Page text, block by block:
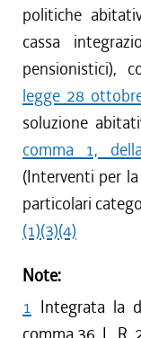
politiche
cassa
pensionistici),
legge 28
soluzione
comma 1,
(Interventi per
particolari
(1)(3)(4)
Note:
1 Integrata la